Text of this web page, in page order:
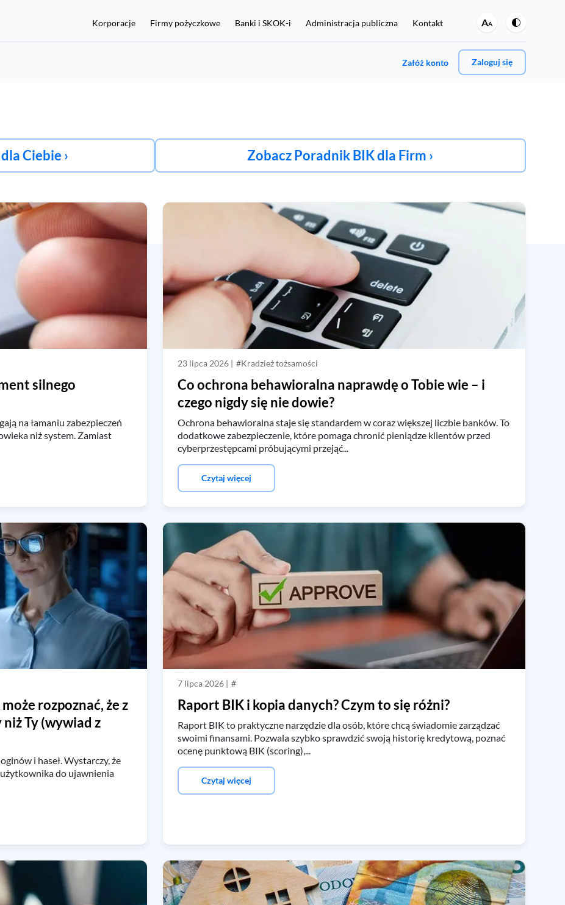
Korporacje Firmy pożyczkowe Banki i SKOK-i Administracja publiczna Kontakt AA
Załóż konto Zaloguj się
w
Chcę włączyć ochronę
Jeśli nie masz konta w BIK, a chcesz chronić się przed
Rejestracja i zakup Alertów BIK 36 zł
A może jedno i drugie?
Jeśli chcesz regularnie sprawdzać swoje dane w BIK oraz
Rejestracja i zakup Pakietu BIK 129 zł
aplikację mObywatel lub dane z dokumentu tożsamości, w tym numer PESEL.
Masz już konto w BIK?
Ciebie › Zobacz Poradnik BIK dla Firm ›
silnego
na łamaniu zabezpieczeń
niż system. Zamiast
23 lipca 2026 | #Kradzież tożsamości
Co ochrona behawioralna naprawdę o Tobie wie – i
czego nigdy się nie dowie?
Ochrona behawioralna staje się standardem w coraz większej liczbie banków. To
dodatkowe zabezpieczenie, które pomaga chronić pieniądze klientów przed
cyberprzestępcami próbującymi przejąć...
Czytaj więcej
rozpoznać, że z
Ty (wywiad z
i haseł. Wystarczy, że
do ujawnienia
7 lipca 2026 | #
Raport BIK i kopia danych? Czym to się różni?
Raport BIK to praktyczne narzędzie dla osób, które chcą świadomie zarządzać
swoimi finansami. Pozwala szybko sprawdzić swoją historię kredytową, poznać
ocenę punktową BIK (scoring),...
Czytaj więcej